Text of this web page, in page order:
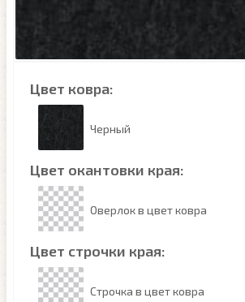
Цвет ковра:
Черный
Цвет окантовки края:
Оверлок в цвет ковра
Цвет строчки края:
Строчка в цвет ковра